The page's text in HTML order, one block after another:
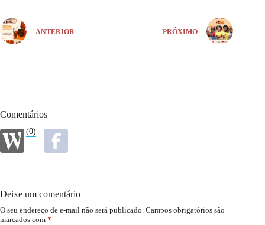
ANTERIOR PRÓXIMO
Comentários
(0)
Deixe um comentário
O seu endereço de e-mail não será publicado. Campos obrigatórios são
marcados com *